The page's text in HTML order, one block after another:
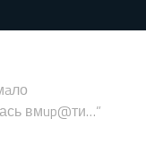
вмup@ти…”